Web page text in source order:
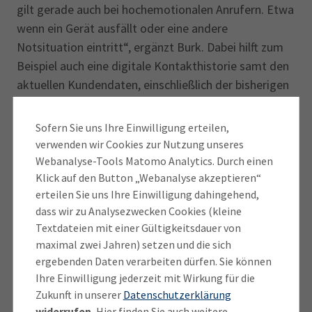
Sofern Sie uns Ihre Einwilligung erteilen,
verwenden wir Cookies zur Nutzung unseres
Webanalyse-Tools Matomo Analytics. Durch einen
Klick auf den Button „Webanalyse akzeptieren“
erteilen Sie uns Ihre Einwilligung dahingehend,
dass wir zu Analysezwecken Cookies (kleine
Textdateien mit einer Gültigkeitsdauer von
maximal zwei Jahren) setzen und die sich
ergebenden Daten verarbeiten dürfen. Sie können
Ihre Einwilligung jederzeit mit Wirkung für die
Zukunft in unserer Datenschutzerklärung
gilt gerade auch bei hochemotionalen Anrufern. Etwa
wenn ein Gerät ausfällt oder eine andere
Notsituation eintritt“, ergänzt Burk. Dabei hilft zum
Beispiel auch eine digitale Kontakthistorie samt den
aktuellen Kundendaten, einschließlich der bisherigen
sofort parat zu haben, zeigt, dass der Kunde wichtig
Verständnis signalisieren
Das direkte Telefongespräch suchen Kunden zumeist
auch, wenn sie sich beschweren möchten: über
defekte Geräte, Qualitäts- und Servicemängel oder
unpünktliche Lieferungen. Wichtig sei hier, genau